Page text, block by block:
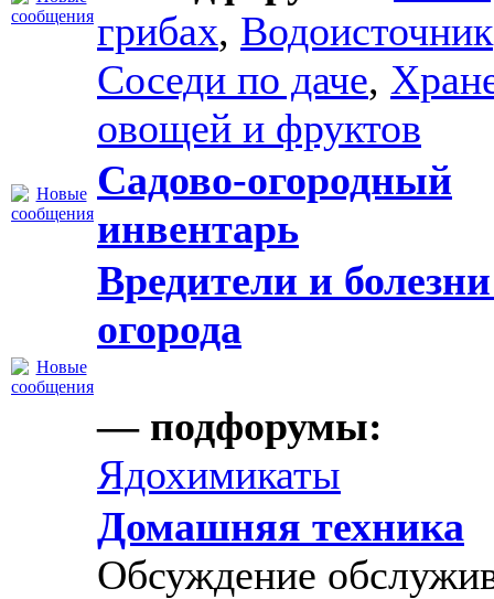
грибах, Водоисточник
Соседи по даче,
овощей и фруктов
Садово-огородный
инвентарь
Вредители и
огорода
— подфорумы:
Ядохимикаты
Домашняя техника
Обсуждение